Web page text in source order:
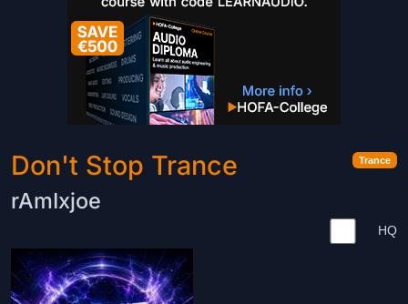
Trance
Don't Stop Trance
rAmIxjoe
HQ